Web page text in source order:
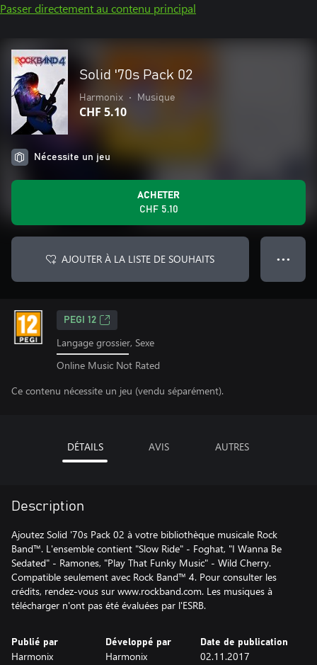
Passer directement au contenu principal
Solid '70s Pack 02
Harmonix • Musique
CHF 5.10
Nécessite un jeu
ACHETER
CHF 5.10
AJOUTER À LA LISTE DE SOUHAITS ● ● ●
PEGI 12
Langage grossier, Sexe
Online Music Not Rated
Ce contenu nécessite un jeu (vendu séparément).
DÉTAILS AVIS AUTRES
Description
Ajoutez Solid '70s Pack 02 à votre bibliothèque musicale Rock
Band™. L'ensemble contient "Slow Ride" - Foghat, "I Wanna Be
Sedated" - Ramones, "Play That Funky Music" - Wild Cherry.
Compatible seulement avec Rock Band™ 4. Pour consulter les
crédits, rendez-vous sur www.rockband.com. Les musiques à
télécharger n'ont pas été évaluées par l'ESRB.
Publié par
Harmonix
Développé par
Harmonix
Date de publication
02.11.2017